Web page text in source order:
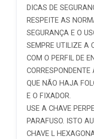
DICAS DE
RESPEITE AS
SEGURANÇA E O
SEMPRE UTILIZE A
COM O PERFIL DE
QUE NÃO HAJA
E O FIXADOR.
USE A CHAVE
PARAFUSO. ISTO
CHAVE L